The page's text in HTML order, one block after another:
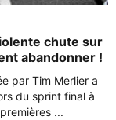
chute sur
abandonner !
par Tim Merlier a
du sprint final à
...